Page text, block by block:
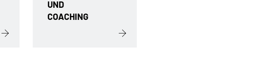
UND
COACHING